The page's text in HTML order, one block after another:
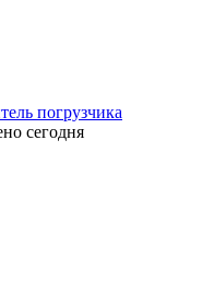
погрузчика
сегодня